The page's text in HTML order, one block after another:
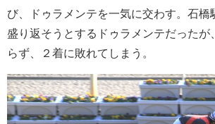
び、ドゥラメンテを一気に交わす。石橋
盛り返そうとするドゥラメンテだったが
らず、２着に敗れてしまう。